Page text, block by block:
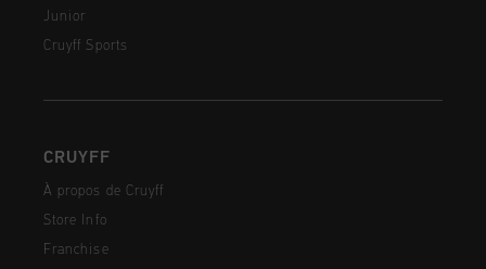
Junior
Cruyff Sports
CRUYFF
À propos de Cruyff
Store Info
Franchise